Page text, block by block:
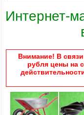
Интернет-
Внимание! В
рубля цены на